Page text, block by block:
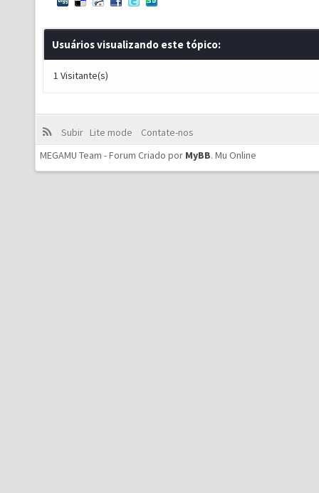
Usuários visualizando este tópico:
1 Visitante(s)
Subir Lite mode
Contate-nos
MEGAMU Team - Forum Criado por MyBB. Mu Online